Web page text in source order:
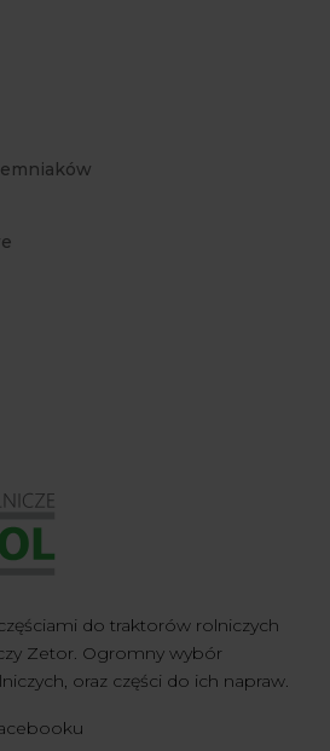
do traktorów rolniczych
Zetor. Ogromny wybór
oraz części do ich napraw.